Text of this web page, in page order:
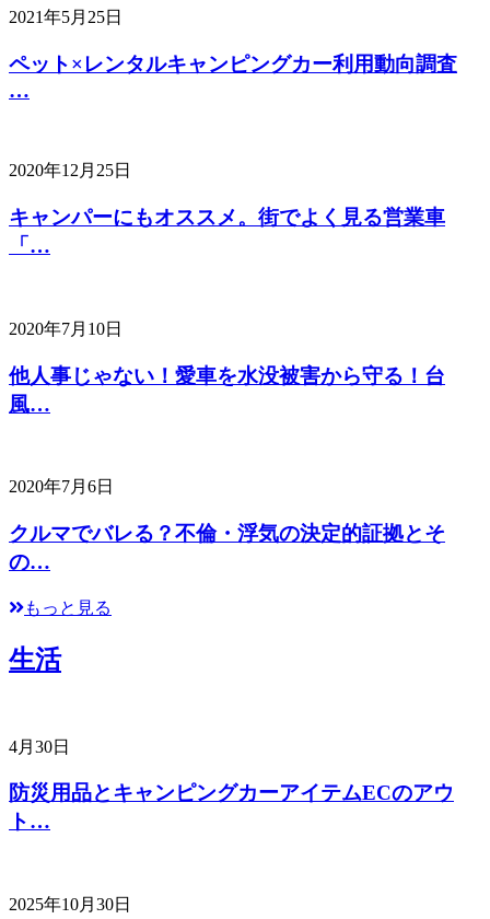
2021年5月25日
ペット×レンタルキャンピングカー利用動向調査
…
2020年12月25日
キャンパーにもオススメ。街でよく見る営業車
「…
2020年7月10日
他人事じゃない！愛車を水没被害から守る！台
風…
2020年7月6日
クルマでバレる？不倫・浮気の決定的証拠とそ
の…
もっと見る
生活
4月30日
防災用品とキャンピングカーアイテムECのアウ
ト…
2025年10月30日